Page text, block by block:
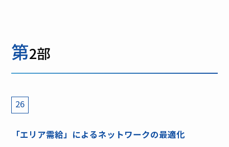
第2部
26
「エリア需給」によるネットワークの最適化